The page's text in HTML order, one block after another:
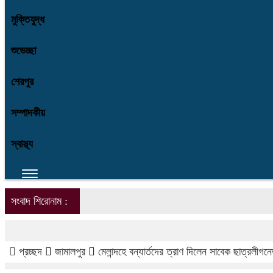
মুক্তিযুদ্ধ
শুভেচ্ছা
শেরপুর
সম্পাদকীয়
স্বাস্থ্য
সংবাদ শিরোনাম :
প্রচ্ছদ জামালপুর মেলান্দহে বন্যার্তদের ত্রাণ দিলেন সাবেক